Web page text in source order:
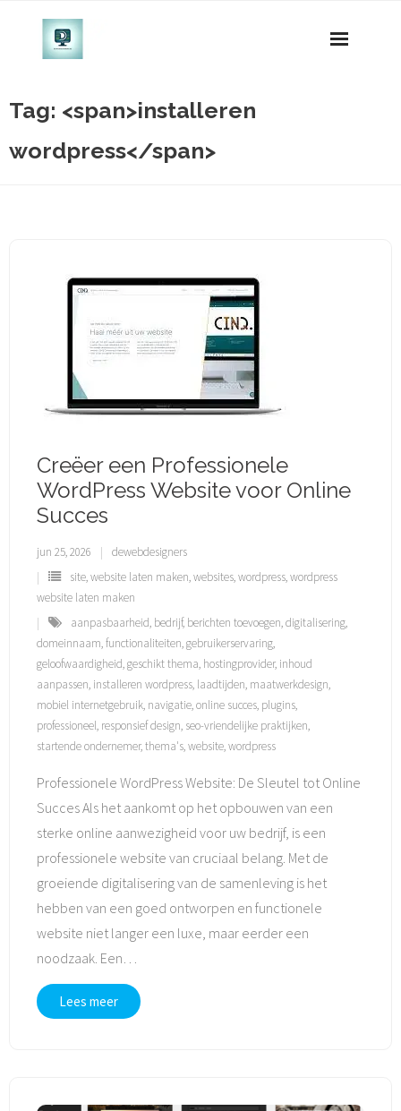
Tag: <span>installeren
wordpress</span>
Creëer een Professionele
WordPress Website voor Online
Succes
jun 25, 2026
dewebdesigners
site,website laten maken,websites,wordpress,wordpress
website laten maken
aanpasbaarheid, bedrijf, berichten toevoegen,digitalisering,
domeinnaam,functionaliteiten,gebruikerservaring,
geloofwaardigheid,geschikt thema, hostingprovider, inhoud
aanpassen, installeren wordpress, laadtijden, maatwerkdesign,
mobiel internetgebruik, navigatie,online succes, plugins,
professioneel, responsief design, seo-vriendelijke praktijken,
startende ondernemer,thema's,website,wordpress
Professionele WordPress Website: De Sleutel tot Online
Succes Als het aankomt op het opbouwen van een
sterke online aanwezigheid voor uw bedrijf, is een
professionele website van cruciaal belang. Met de
groeiende digitalisering van de samenleving is het
hebben van een goed ontworpen en functionele
website niet langer een luxe, maar eerder een
noodzaak. Een…
Lees meer